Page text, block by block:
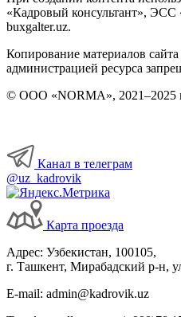
«Кадровый консультант», ЭСС
buxgalter.uz.
Копирование материалов сайта
администрацией ресурса
© ООО «NORMA», 2021–2025
Канал в телеграм
@uz_kadrovik
Карта проезда
Адрес: Узбекистан, 100105,
г. Ташкент, Мирабадский р-н,
E-mail: admin@kadrovik.uz